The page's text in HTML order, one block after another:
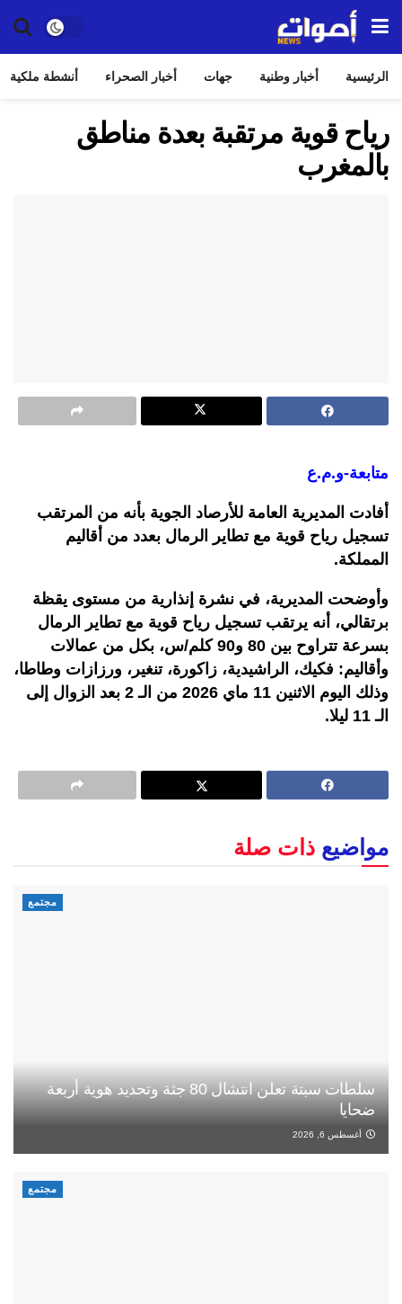
الرئيسية أخبار وطنية جهات أخبار الصحراء أنشطة ملكية
رياح قوية مرتقبة بعدة مناطق
بالمغرب
متابعة-و.م.ع
أفادت المديرية العامة للأرصاد الجوية بأنه من المرتقب
تسجيل رياح قوية مع تطاير الرمال بعدد من أقاليم
المملكة.
وأوضحت المديرية، في نشرة إنذارية من مستوى يقظة
برتقالي، أنه يرتقب تسجيل رياح قوية مع تطاير الرمال
بسرعة تتراوح بين 80 و90 كلم/س، بكل من عمالات
وأقاليم: فكيك، الراشيدية، زاكورة، تنغير، ورزازات وطاطا،
وذلك اليوم الاثنين 11 ماي 2026 من الـ 2 بعد الزوال إلى
الـ 11 ليلا.
مواضيع ذات صلة
مجتمع
سلطات سبتة تعلن انتشال 80 جثة وتحديد هوية أربعة
ضحايا
أغسطس 6, 2026
مجتمع